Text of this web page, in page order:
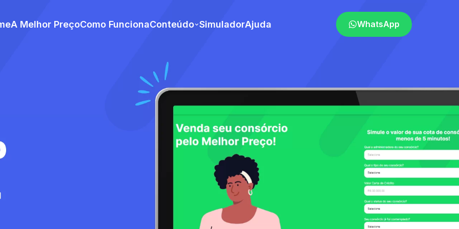
A Melhor PreçoComo FuncionaConteúdo SimuladorAjuda WhatsApp